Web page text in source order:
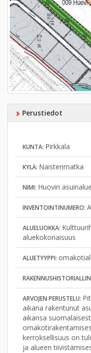
Perustiedot
KUNTA: Pirkkala
KYLÄ: Naistenmatka
NIMI: Huovin
INVENTOINTINUMERO:
ALUELUOKKA:
aluekokonaisuus
ALUETYYPPI:
ARVOJEN PERUSTELU:
aikana rakentunut
aikansa
kerroksellisuus on
ja alueen